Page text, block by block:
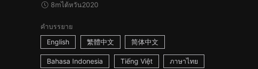
8mไต้หวัน2020
คำบรรยาย
English
繁體中文 简体中文
Bahasa Indonesia Tiếng Việt ภาษาไทย